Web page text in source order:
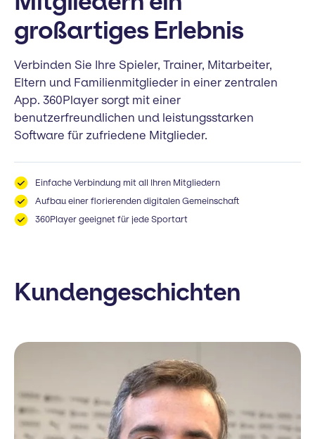
großartiges Erlebnis
Verbinden Sie Ihre Spieler, Trainer, Mitarbeiter,
Eltern und Familienmitglieder in einer zentralen
App. 360Player sorgt mit einer
benutzerfreundlichen und leistungsstarken
Software für zufriedene Mitglieder.
Einfache Verbindung mit all Ihren Mitgliedern
Aufbau einer florierenden digitalen Gemeinschaft
360Player geeignet für jede Sportart
Kundengeschichten